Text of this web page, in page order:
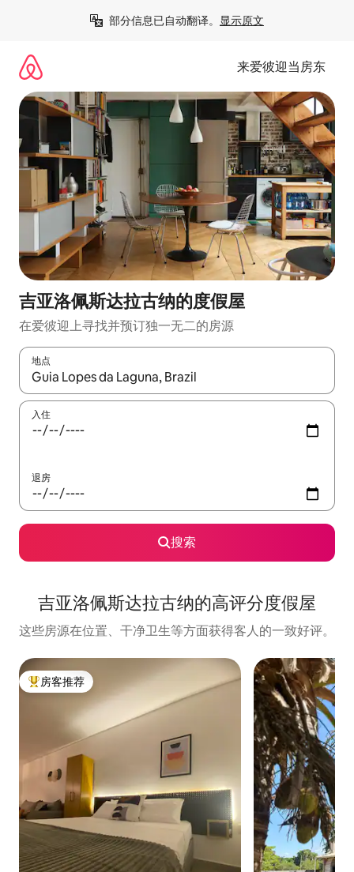
部分信息已自动翻译。 显示原文
来爱彼迎当房东
吉亚洛佩斯达拉古纳的度假屋
在爱彼迎上寻找并预订独一无二的房源
地点
如有搜索结果，请使用上下方向键查看，或通过点击或滑动手势
入住
退房
搜索
吉亚洛佩斯达拉古纳的高评分度假屋
这些房源在位置、干净卫生等方面获得客人的一致好评。
热门「房客推荐」
房客推荐